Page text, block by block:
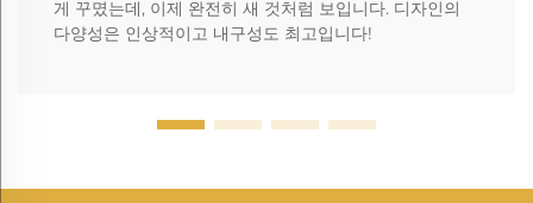
게 꾸몄는데, 이제 완전히 새 것처럼 보입니다. 디자인의
다양성은 인상적이고 내구성도 최고입니다!